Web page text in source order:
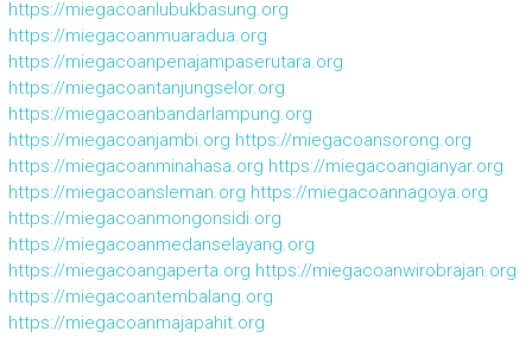
https://miegacoanlubukbasung.org
https://miegacoanmuaradua.org
https://miegacoanpenajampaserutara.org
https://miegacoantanjungselor.org
https://miegacoanbandarlampung.org
https://miegacoanjambi.org https://miegacoansorong.org
https://miegacoanminahasa.org https://miegacoangianyar.org
https://miegacoansleman.org https://miegacoannagoya.org
https://miegacoanmongonsidi.org
https://miegacoanmedanselayang.org
https://miegacoangaperta.org https://miegacoanwirobrajan.org
https://miegacoantembalang.org
https://miegacoanmajapahit.org